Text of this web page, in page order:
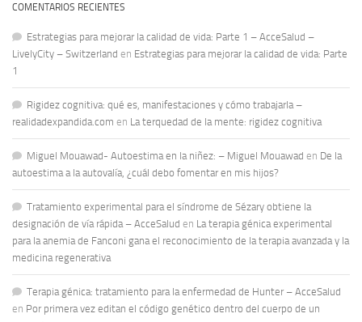
COMENTARIOS RECIENTES
Estrategias para mejorar la calidad de vida: Parte 1 – AcceSalud –
LivelyCity – Switzerland en Estrategias para mejorar la calidad de vida: Parte
1
Rigidez cognitiva: qué es, manifestaciones y cómo trabajarla –
realidadexpandida.com en La terquedad de la mente: rigidez cognitiva
Miguel Mouawad- Autoestima en la niñez: – Miguel Mouawad en De la
autoestima a la autovalía, ¿cuál debo fomentar en mis hijos?
Tratamiento experimental para el síndrome de Sézary obtiene la
designación de vía rápida – AcceSalud en La terapia génica experimental
para la anemia de Fanconi gana el reconocimiento de la terapia avanzada y la
medicina regenerativa
Terapia génica: tratamiento para la enfermedad de Hunter – AcceSalud
en Por primera vez editan el código genético dentro del cuerpo de un